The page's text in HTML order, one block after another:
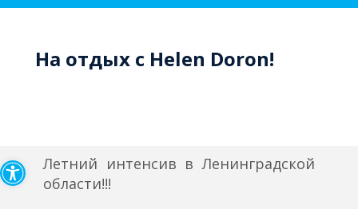
Открыть панель
На отдых с Helen Doron!
Летний интенсив в Ленинградской
области!!!